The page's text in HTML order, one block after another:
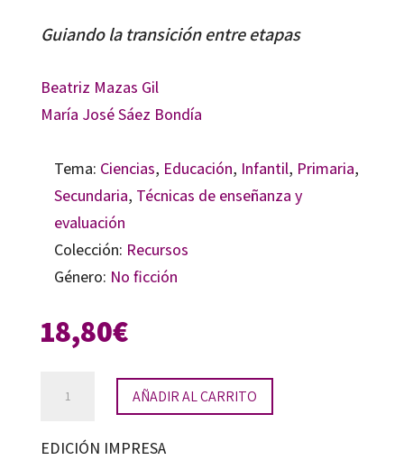
Guiando la transición entre etapas
Beatriz Mazas Gil
María José Sáez Bondía
Tema: Ciencias, Educación, Infantil, Primaria,
Secundaria, Técnicas de enseñanza y
evaluación
Colección: Recursos
Género: No ficción
18,80€
de
AÑADIR AL CARRITO
EDICIÓN IMPRESA